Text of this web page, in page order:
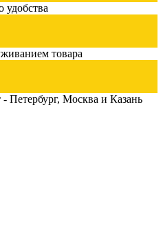
удобства
товара
Петербург, Москва и Казань